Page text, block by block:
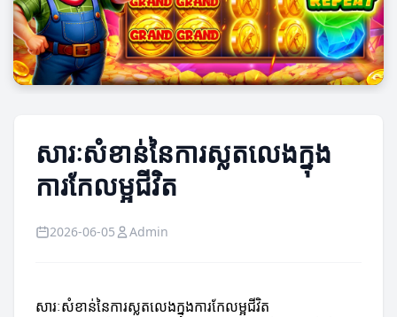
សារៈសំខាន់នៃការស្លតលេងក្នុង
ការកែលម្អជីវិត
2026-06-05 Admin
សារៈសំ​ខាន់នៃការស្លតលេងក្នុងការកែលម្អជីវិត